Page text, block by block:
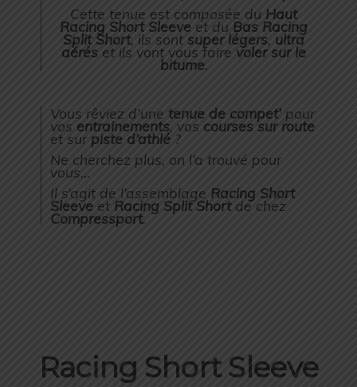
Cette tenue est composée du Haut
Racing Short Sleeve et du Bas Racing
Split Short, ils sont super légers, ultra
aérés et ils vont vous faire voler sur le
bitume.
Vous rêviez d’une tenue de compet’ pour
vos entrainements, vos courses sur route
et sur piste d’athlé?
Ne cherchez plus, on l’a trouvé pour
vous…
Il s’agit de l’assemblage Racing Short
Sleeve et Racing Split Shortde chez
Compressport.
Racing Short Sleeve